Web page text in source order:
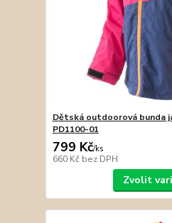
Dětská outdoorová bunda
PD1100-01
799 Kč/ks
660 Kč bez DPH
Zvolit